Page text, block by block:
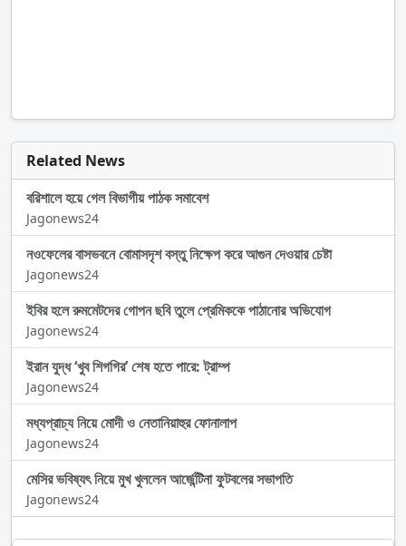
Related News
বরিশালে হয়ে গেল বিভাগীয় পাঠক সমাবেশ
Jagonews24
নওফেলের বাসভবনে বোমাসদৃশ বস্তু নিক্ষেপ করে আগুন দেওয়ার চেষ্টা
Jagonews24
ইবির হলে রুমমেটদের গোপন ছবি তুলে প্রেমিককে পাঠানোর অভিযোগ
Jagonews24
ইরান যুদ্ধ ‘খুব শিগগির’ শেষ হতে পারে: ট্রাম্প
Jagonews24
মধ্যপ্রাচ্য নিয়ে মোদী ও নেতানিয়াহুর ফোনালাপ
Jagonews24
মেসির ভবিষ্যৎ নিয়ে মুখ খুললেন আর্জেন্টিনা ফুটবলের সভাপতি
Jagonews24